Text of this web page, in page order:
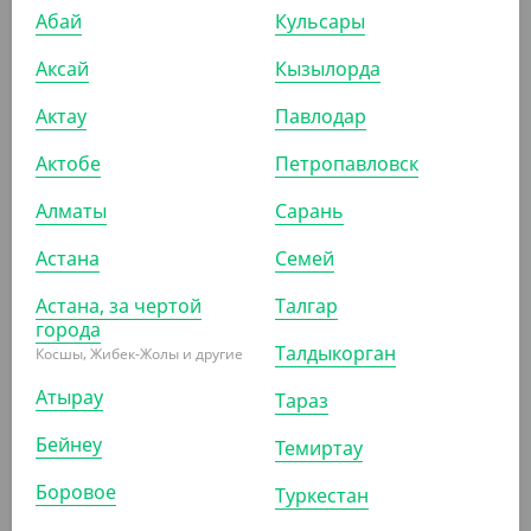
15 120
Контейнер с крышкой, для холодного КС Кр-350, ПЭТ
КОР (700)
АРТ. 21001
Абай
Аксай
Актау
Актобе
Алматы
Астана
Астана, за чертой
города
Косшы, Жибек-Жолы и другие
Атырау
Бейнеу
Боровое
Кульсары
Кызылорда
Павлодар
Петропавловск
Сарань
Семей
Талгар
Талдыкорган
Тараз
Темиртау
Туркестан